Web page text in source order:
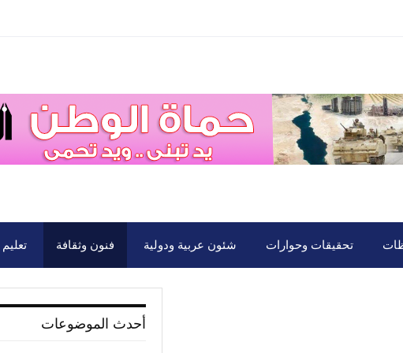
تحقيقات وحوارات شئون عربية ودولية فنون وثقافة تعليم
أحدث الموضوعات